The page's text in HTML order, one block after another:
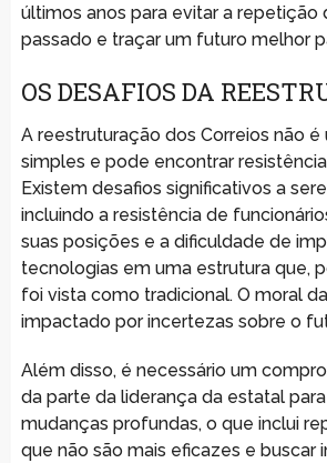
últimos anos para evitar a repetição
passado e traçar um futuro melhor
OS DESAFIOS DA
A reestruturação dos Correios não
simples e pode encontrar
Existem desafios significativos a
incluindo a resistência de
suas posições e a dificuldade de
tecnologias em uma estrutura que,
foi vista como tradicional. O moral
impactado por incertezas sobre o
Além disso, é necessário um
da parte da liderança da estatal
mudanças profundas, o que inclui
que não são mais eficazes e buscar